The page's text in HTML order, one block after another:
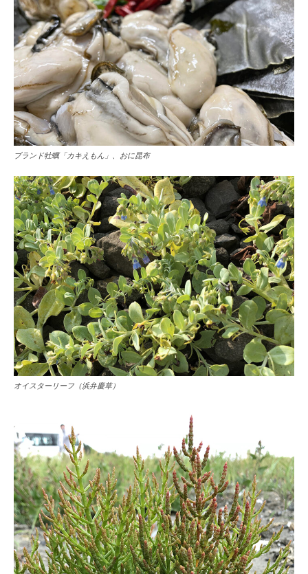
ブランド牡蠣「カキえもん」、おに昆布
オイスターリーフ（浜弁慶草）